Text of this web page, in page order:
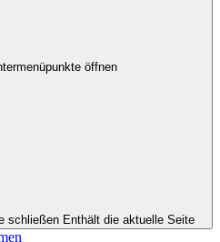
öffnen
schließen Enthält die aktuelle Seite